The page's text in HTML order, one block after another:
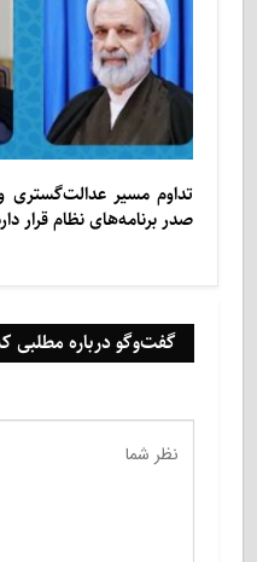
تداوم مسیر عدالت‌گستری
صدر برنامه‌های نظام قرار
گفت‌وگو درباره مطلبی